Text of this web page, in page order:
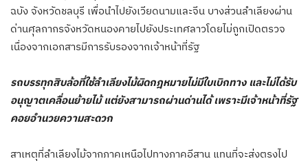
ฉบัง จังหวัดชลบุรี เพื่อนำไปยังเวียดนามและจีน บางส่วนลำเลียงผ่าน
ด่านศุลกากรจังหวัดหนองคายไปยังประเทศลาวโดยไม่ถูกเปิดตรวจ
เนื่องจากเอกสารมีการรับรองจากเจ้าหน้าที่รัฐ
รถบรรทุกสิบล้อที่ใช้ลำเลียงไม้ผิดกฎหมายไม่มีใบเบิกทาง และไม่ได้รับ
อนุญาตเคลื่อนย้ายไม้ แต่ยังสามารถผ่านด่านได้ เพราะมีเจ้าหน้าที่รัฐ
คอยอำนวยความสะดวก
สาเหตุที่ลำเลียงไม้จากภาคเหนือไปทางภาคอีสาน แทนที่จะส่งตรงไป